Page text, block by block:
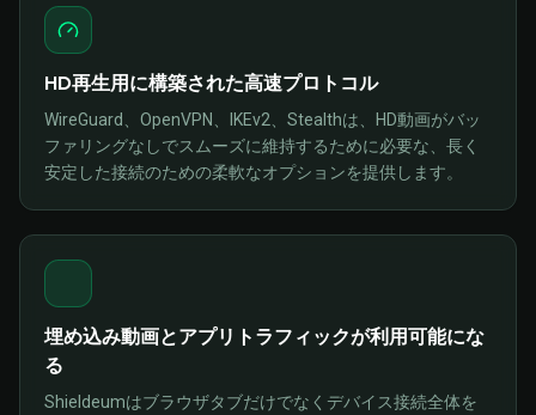
HD再生用に構築された高速プロトコル
WireGuard、OpenVPN、IKEv2、Stealthは、HD動画がバッ
ファリングなしでスムーズに維持するために必要な、長く
安定した接続のための柔軟なオプションを提供します。
埋め込み動画とアプリトラフィックが利用可能にな
る
Shieldeumはブラウザタブだけでなくデバイス接続全体を